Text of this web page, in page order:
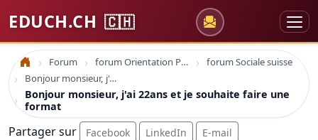
EDUCH.CH 🇨🇭
Accueil Forum forum Orientation Professionnelle
forum Sociale suisse
Bonjour monsieur, j'ai 22ans et je souhaite faire une format
Bonjour monsieur, j'ai 22ans et je souhaite faire une
format
Partager sur Facebook LinkedIn E-mail